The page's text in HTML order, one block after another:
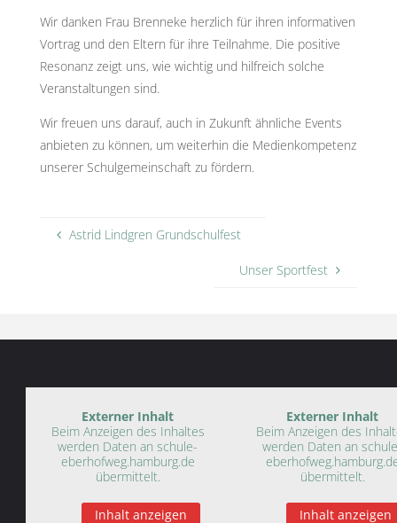
Wir danken Frau Brenneke herzlich für ihren informativen
Vortrag und den Eltern für ihre Teilnahme. Die positive
Resonanz zeigt uns, wie wichtig und hilfreich solche
Veranstaltungen sind.
Wir freuen uns darauf, auch in Zukunft ähnliche Events
anbieten zu können, um weiterhin die Medienkompetenz
unserer Schulgemeinschaft zu fördern.
Astrid Lindgren Grundschulfest
Unser Sportfest
Externer Inhalt
Beim Anzeigen des Inhaltes
werden Daten an schule-
eberhofweg.hamburg.de
übermittelt.
Inhalt anzeigen
Externer Inhalt
Beim Anzeigen des
werden Daten an
übermittelt.
Inhalt anzeigen